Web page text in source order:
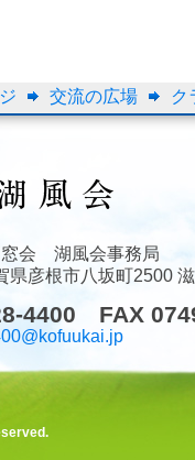
交流の広場 ク
窓会 湖風会事務局
県彦根市八坂町2500
4400 FAX